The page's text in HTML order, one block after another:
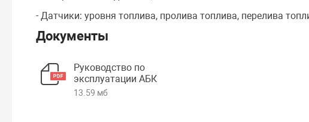
- Датчики: уровня топлива, пролива топлива, перелива
Документы
Руководство по
эксплуатации АБК
13.59 мб